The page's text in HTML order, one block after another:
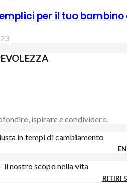
per il tuo
ispirare e condividere.
RITIRI